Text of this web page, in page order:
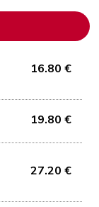
16.80 €
19.80 €
27.20 €